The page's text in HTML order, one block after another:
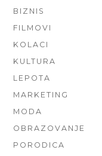
BIZNIS
FILMOVI
KOLACI
KULTURA
LEPOTA
MARKETING
MODA
OBRAZOVANJE
PORODICA